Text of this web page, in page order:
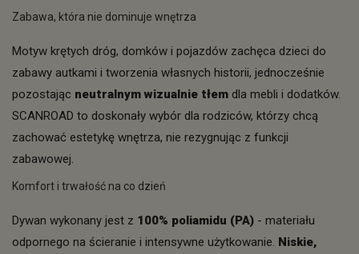
Zabawa, która nie dominuje wnętrza
Motyw krętych dróg, domków i pojazdów zachęca dzieci do
zabawy autkami i tworzenia własnych historii, jednocześnie
pozostając neutralnym wizualnie tłem dla mebli i dodatków.
SCANROAD to doskonały wybór dla rodziców, którzy chcą
zachować estetykę wnętrza, nie rezygnując z funkcji
zabawowej.
Komfort i trwałość na co dzień
Dywan wykonany jest z 100% poliamidu (PA) - materiału
odpornego na ścieranie i intensywne użytkowanie. Niskie,